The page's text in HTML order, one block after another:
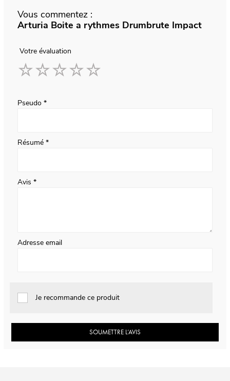
Vous commentez :
Arturia Boite a rythmes Drumbrute Impact
Votre évaluation
Pseudo
Résumé
Avis
Adresse email
Je recommande ce produit
SOUMETTRE L’AVIS